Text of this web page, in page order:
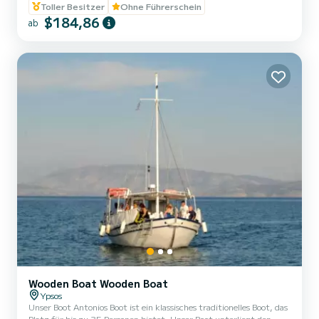
Toller Besitzer Ohne Führerschein
ab $184,86
Wooden Boat Wooden Boat
Ypsos
Unser Boot Antonios Boot ist ein klassisches traditionelles Boot, das